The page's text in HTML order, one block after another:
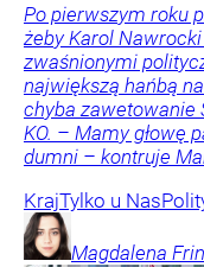
Po pierwszym roku
żeby Karol
zwaśnionymi
największą hańbą
chyba zawetowanie
KO. – Mamy głowę
dumni – kontruje
KrajTylko u Nas
Magdalena